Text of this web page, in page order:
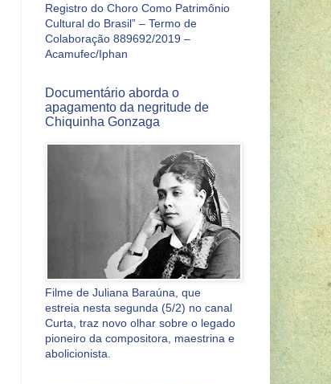
Registro do Choro Como Patrimônio
Cultural do Brasil” – Termo de
Colaboração 889692/2019 –
Acamufec/Iphan
Documentário aborda o
apagamento da negritude de
Chiquinha Gonzaga
Filme de Juliana Baraúna, que
estreia nesta segunda (5/2) no canal
Curta, traz novo olhar sobre o legado
pioneiro da compositora, maestrina e
abolicionista.